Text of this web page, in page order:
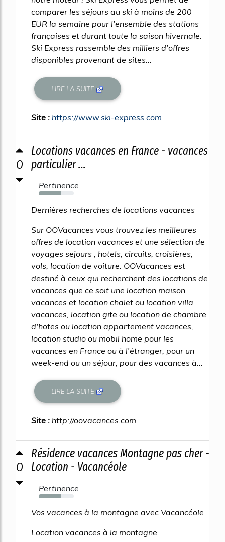
comparer les séjours au ski à moins de 200
EUR la semaine pour l'ensemble des stations
françaises et durant toute la saison hivernale.
Ski Express rassemble des milliers d'offres
disponibles provenant de sites...
LIRE LA SUITE
Site : https://www.ski-express.com
0
Locations vacances en France - vacances
particulier ...
Pertinence
64%
Dernières recherches de locations vacances
Sur OOVacances vous trouvez les meilleures
offres de location vacances et une sélection de
voyages sejours , hotels, circuits, croisières,
vols, location de voiture. OOVacances est
destiné à ceux qui recherchent des locations de
vacances que ce soit une location maison
vacances et location chalet ou location villa
vacances, location gite ou location de chambre
d'hotes ou location appartement vacances,
location studio ou mobil home pour les
vacances en France ou à l'étranger, pour un
week-end ou un séjour, pour des vacances à...
LIRE LA SUITE
Site : http://oovacances.com
0
Résidence vacances Montagne pas cher -
Location - Vacancéole
Pertinence
63%
Vos vacances à la montagne avec Vacancéole
Location vacances à la montagne